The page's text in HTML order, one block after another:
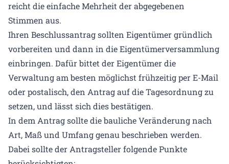
reicht die einfache Mehrheit der abgegebenen
Stimmen aus.
Ihren Beschlussantrag sollten Eigentümer gründlich
vorbereiten und dann in die Eigentümerversammlung
einbringen. Dafür bittet der Eigentümer die
Verwaltung am besten möglichst frühzeitig per E-Mail
oder postalisch, den Antrag auf die Tagesordnung zu
setzen, und lässt sich dies bestätigen.
In dem Antrag sollte die bauliche Veränderung nach
Art, Maß und Umfang genau beschrieben werden.
Dabei sollte der Antragsteller folgende Punkte